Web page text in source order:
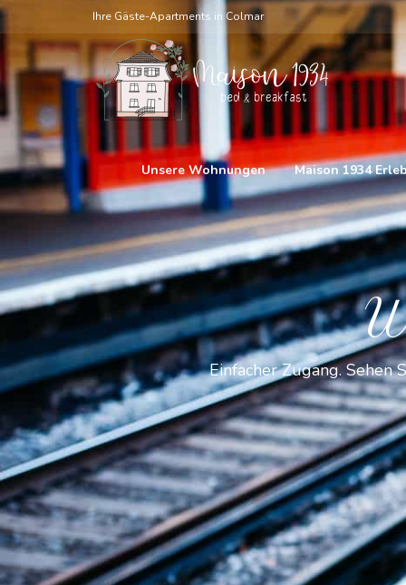
Ihre Gäste-Apartments in Colmar
Unsere Wohnungen Maison 1934
Einfacher Zugang. Sehen